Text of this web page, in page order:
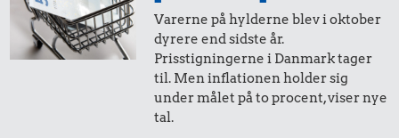
10,-
i 1984
= 25,-
i 2025
Varerne på hylderne blev i oktober
dyrere end sidste år.
Prisstigningerne i Danmark tager
til. Men inflationen holder sig
under målet på to procent, viser nye
tal.